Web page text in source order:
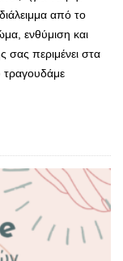
από το
ενθύμιση και
περιμένει στα
τραγουδάμε